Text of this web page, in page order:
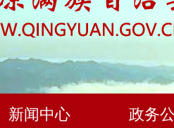
新闻中心 政务